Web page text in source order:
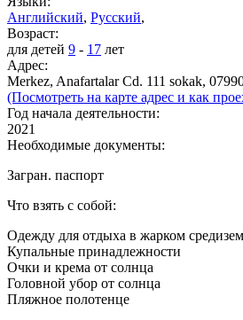
Английский, Русский,
Возраст:
для детей 9 - 17 лет
Адрес:
Merkez, Anafartalar Cd. 111 sokak,
(Посмотреть на карте адрес и как
Год начала деятельности:
2021
Необходимые документы:
Загран. паспорт
Что взять с собой:
Одежду для отдыха в жарком
Купальные принадлежности
Очки и крема от солнца
Головной убор от солнца
Пляжное полотенце